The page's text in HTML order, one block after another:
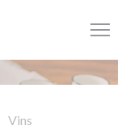
Vins